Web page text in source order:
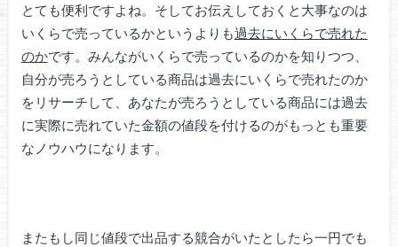
とても便利ですよね。そしてお伝えしておくと大事なのは
いくらで売っているかというよりも過去にいくらで売れた
のかです。みんながいくらで売っているのかを知りつつ、
自分が売ろうとしている商品は過去にいくらで売れたのか
をリサーチして、あなたが売ろうとしている商品には過去
に実際に売れていた金額の値段を付けるのがもっとも重要
なノウハウになります。
またもし同じ値段で出品する競合がいたとしたら一円でも